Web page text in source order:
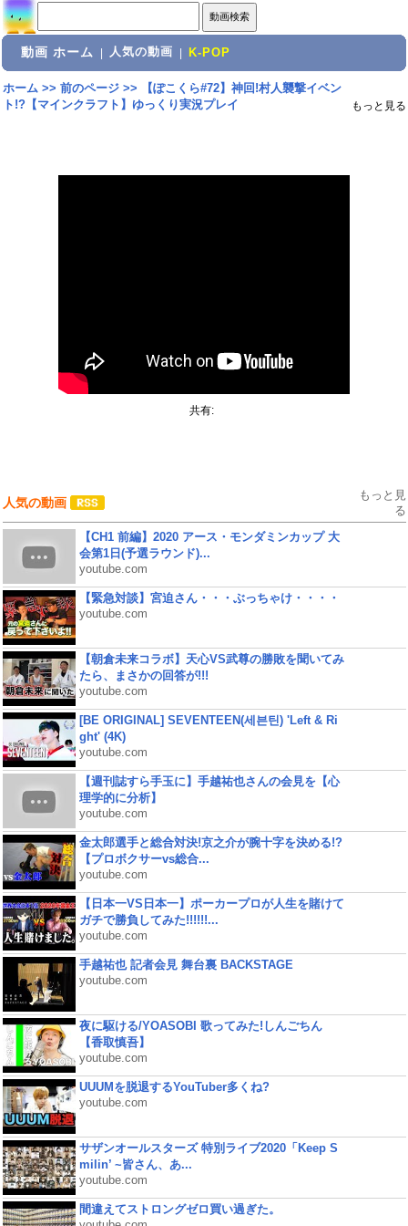
動画 ホーム 人気の動画 K-POP
ホーム>> 前のページ>>
【ぽこくら#72】神回!村人襲撃イベン
ト!?【マインクラフト】ゆっくり実況プレイ
もっと見る
共有:
人気の動画
もっと見
る
【CH1 前編】2020 アース・モンダミンカップ 大
会第1日(予選ラウンド)...
youtube.com
【緊急対談】宮迫さん・・・ぶっちゃけ・・・・
youtube.com
【朝倉未来コラボ】天心VS武尊の勝敗を聞いてみ
たら、まさかの回答が!!!
youtube.com
[BE ORIGINAL] SEVENTEEN(세븐틴) 'Left & Ri
ght' (4K)
youtube.com
【週刊誌すら手玉に】手越祐也さんの会見を【心
理学的に分析】
youtube.com
金太郎選手と総合対決!京之介が腕十字を決める!?
【プロボクサーvs総合...
youtube.com
【日本一VS日本一】ポーカープロが人生を賭けて
ガチで勝負してみた!!!!!!...
youtube.com
手越祐也 記者会見 舞台裏 BACKSTAGE
youtube.com
夜に駆ける/YOASOBI 歌ってみた!しんごちん
【香取慎吾】
youtube.com
UUUMを脱退するYouTuber多くね?
youtube.com
サザンオールスターズ 特別ライブ2020「Keep S
milin’ ~皆さん、あ...
youtube.com
間違えてストロングゼロ買い過ぎた。